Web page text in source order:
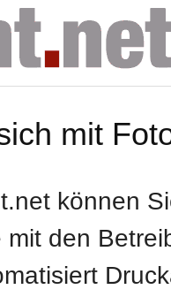
mit
können
den